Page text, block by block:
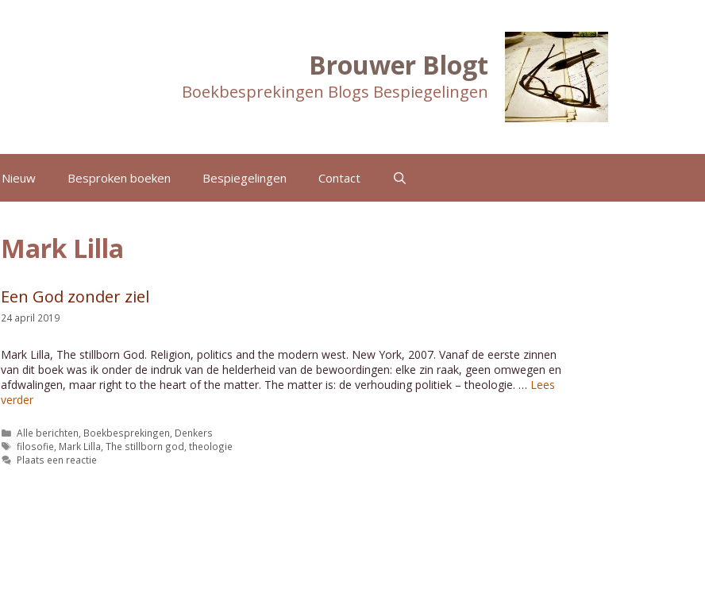
Brouwer Blogt
Boekbesprekingen Blogs Bespiegelingen
Nieuw Besproken boeken Bespiegelingen Contact
Mark Lilla
Een God zonder ziel
24 april 2019
Mark Lilla, The stillborn God. Religion, politics and the modern west. New York, 2007. Vanaf de eerste zinnen
van dit boek was ik onder de indruk van de helderheid van de bewoordingen: elke zin raak, geen omwegen en
afdwalingen, maar right to the heart of the matter. The matter is: de verhouding politiek – theologie. … Lees
verder
Categorieën
Alle berichten Boekbesprekingen Denkers
Tags
filosofie Mark Lilla ,The stillborn god ,theologie
Plaats een reactie